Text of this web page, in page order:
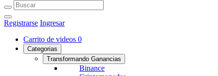
Registrarse Ingresar
Carrito de videos 0
Categorias
Transformando Ganancias
Binance